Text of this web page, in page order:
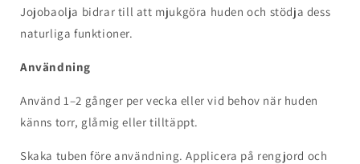
Jojobaolja bidrar till att mjukgöra huden och stödja dess
naturliga funktioner.
Användning
Använd 1–2 gånger per vecka eller vid behov när huden
känns torr, glåmig eller tilltäppt.
Skaka tuben före användning. Applicera på rengjord och